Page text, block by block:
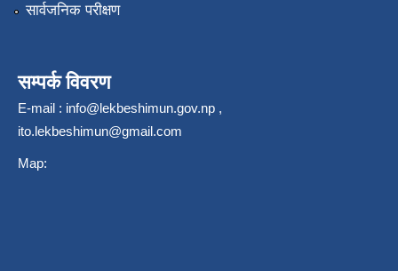
सार्वजनिक परीक्षण
सम्पर्क विवरण
E-mail : info@lekbeshimun.gov.np ,
ito.lekbeshimun@gmail.com
Map: